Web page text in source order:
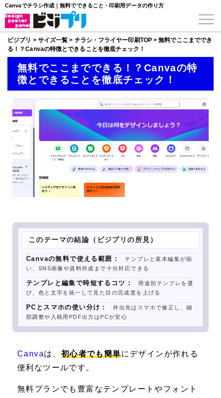
Canvaでチラシ作成｜無料でできること・印刷用データの作り方
ビジプリ > サイズ一覧 > チラシ・フライヤー印刷TOP>無料でここまででき
る！？Canvaの特徴とできることを徹底チェック！
無料でここまでできる！？Canvaの特
徴とできることを徹底チェック！
このテーマの結論（ビジプリの所見）
Canvaの無料で使える範囲：
テンプレと基本編集が揃
い、SNS画像や資料作成まで十分対応できる
テンプレと編集で時短するコツ：
用途別テンプレを選
び、色と文字を統一して見た目の完成度を上げる
PCとスマホの使い分け：
外出先はスマホで修正し、細
部調整や入稿用PDF出力はPCが安心
Canvaは、 初心者でも簡単にデザインが作れる
便利なツールです。
無料プランでも豊富なテンプレートやフォント